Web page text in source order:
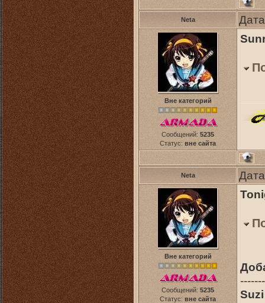
Neta
Вне категорий
Сообщений: 5235
Статус: вне сайта
Neta
Вне категорий
Сообщений: 5235
Статус: вне сайта